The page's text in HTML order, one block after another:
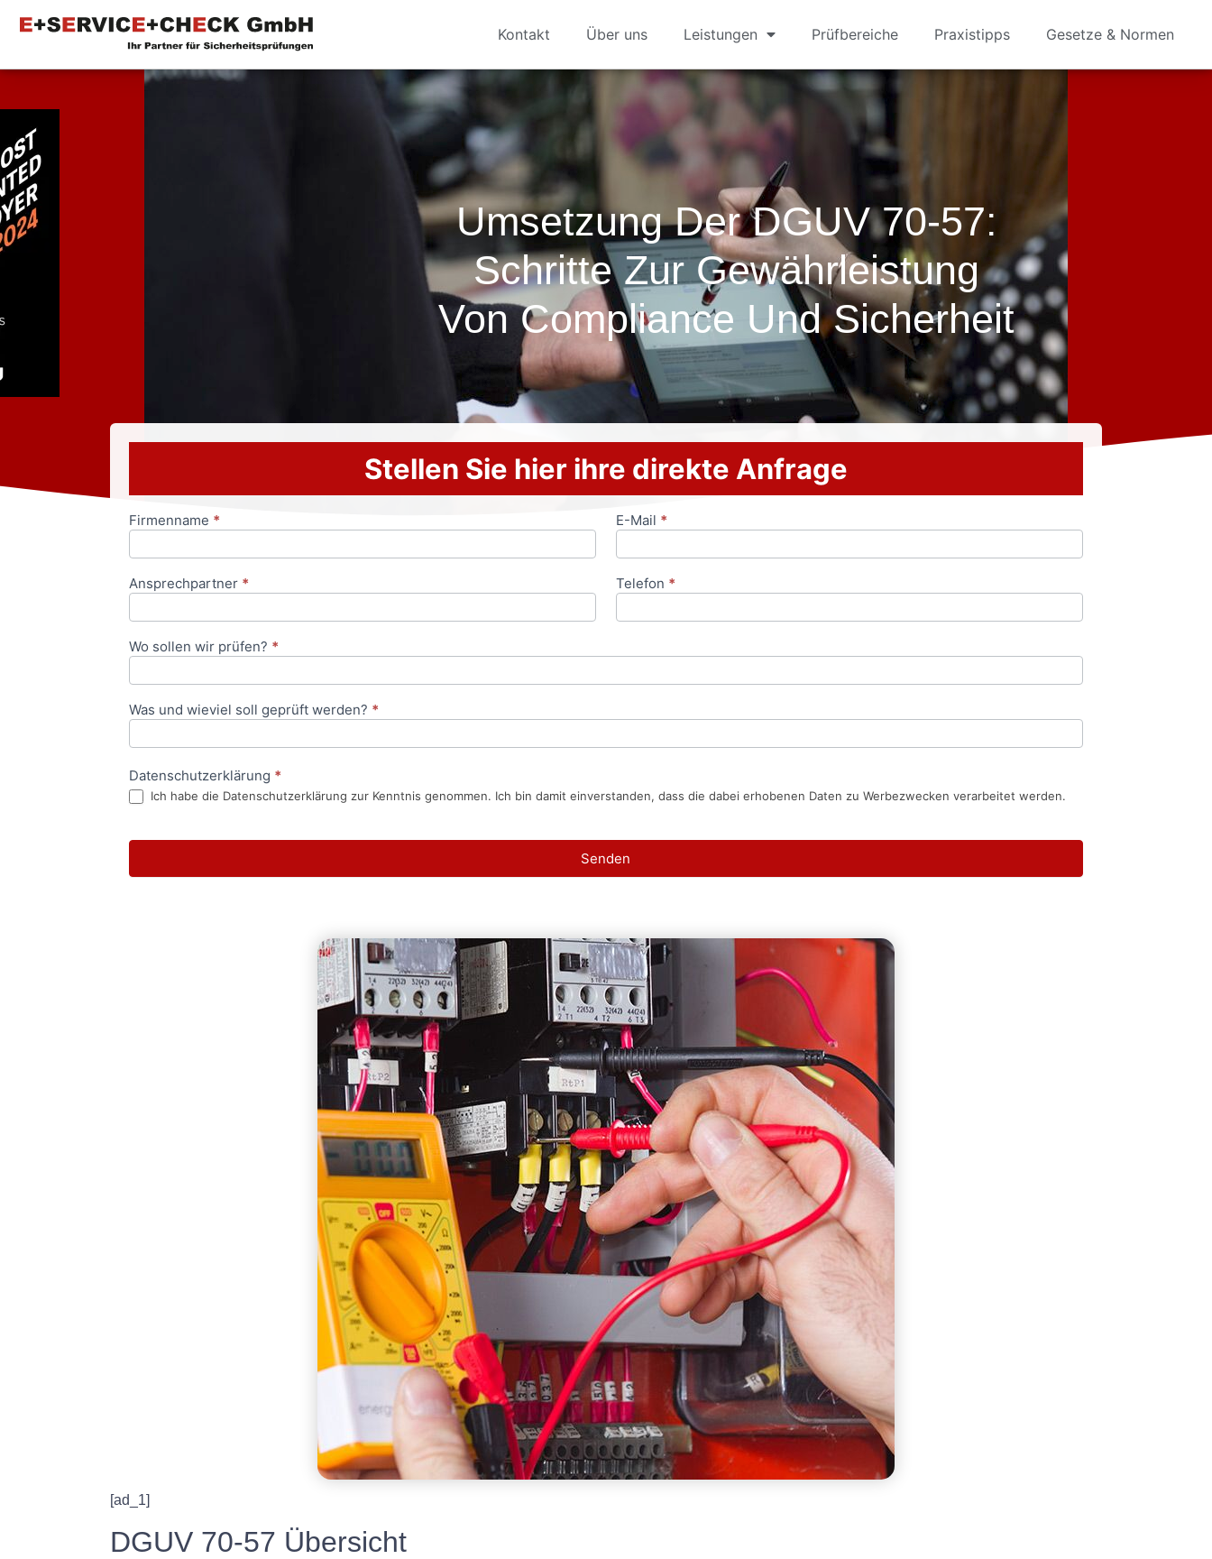
Kontakt Über uns Leistungen Prüfbereiche Praxistipps Gesetze & Normen
Umsetzung Der DGUV 70-57:
Schritte Zur Gewährleistung
Von Compliance Und Sicherheit
Stellen Sie hier ihre direkte Anfrage
Anfrageformular
Firmenname * E-Mail *
Ansprechpartner * Telefon *
Wo sollen wir prüfen? *
Was und wieviel soll geprüft werden? *
Datenschutzerklärung *
Ich habe die Datenschutzerklärung zur Kenntnis genommen. Ich bin damit einverstanden, dass die dabei erhobenen Daten zu Werbezwecken verarbeitet werden.
Senden
[ad_1]
DGUV 70-57 Übersicht